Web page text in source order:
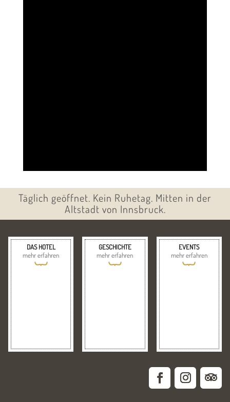
Täglich geöffnet. Kein Ruhetag. Mitten in der
Altstadt von Innsbruck.
DAS HOTEL
mehr erfahren
{
GESCHICHTE
mehr erfahren
{
EVENTS
mehr erfahren
{